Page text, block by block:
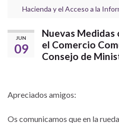
Hacienda y el Acceso a la
JUN
09
Nuevas
el Comercio
Consejo de
Apreciados amigos:
Os comunicamos que en la